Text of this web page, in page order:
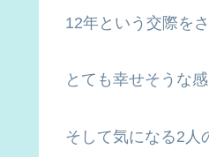
12年という交際を
とても幸せそうな
そして気になる2人